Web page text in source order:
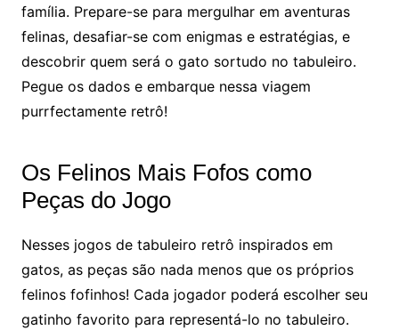
família. Prepare-se para mergulhar em aventuras
felinas, desafiar-se com enigmas e estratégias, e
descobrir quem será o gato sortudo no tabuleiro.
Pegue os dados e embarque nessa viagem
purrfectamente retrô!
Os Felinos Mais Fofos como
Peças do Jogo
Nesses jogos de tabuleiro retrô inspirados em
gatos, as peças são nada menos que os próprios
felinos fofinhos! Cada jogador poderá escolher seu
gatinho favorito para representá-lo no tabuleiro.